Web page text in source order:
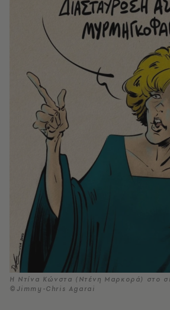
Η Ντίνα Κώνστα (Ντένη Μαρκορά) στο
©Jimmy-Chris Agarai